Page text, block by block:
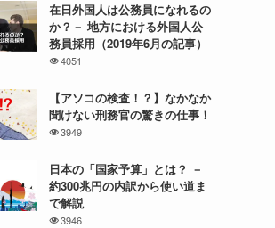
在日外国人は公務員になれるの
か？－ 地方における外国人公
務員採用（2019年6月の記事）
4051
【アソコの検査！？】なかなか
聞けない刑務官の驚きの仕事！
3949
日本の「国家予算」とは？ －
約300兆円の内訳から使い道ま
で解説
3946